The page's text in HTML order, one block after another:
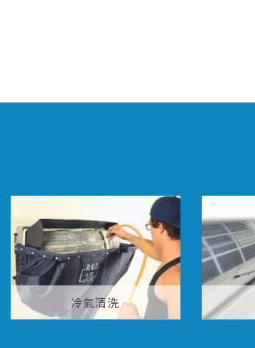
冷氣清洗